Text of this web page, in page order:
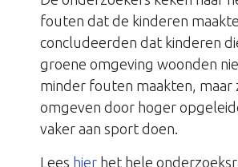
fouten dat de kinderen
concludeerden dat kinderen
groene omgeving woonden
minder fouten maakten, maar
omgeven door hoger
vaker aan sport doen.
Lees hier het hele